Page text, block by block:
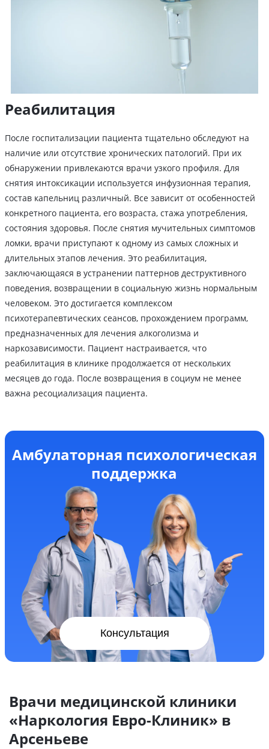
Реабилитация
После госпитализации пациента тщательно обследуют на
наличие или отсутствие хронических патологий. При их
обнаружении привлекаются врачи узкого профиля. Для
снятия интоксикации используется инфузионная терапия,
состав капельниц различный. Все зависит от особенностей
конкретного пациента, его возраста, стажа употребления,
состояния здоровья. После снятия мучительных симптомов
ломки, врачи приступают к одному из самых сложных и
длительных этапов лечения. Это реабилитация,
заключающаяся в устранении паттернов деструктивного
поведения, возвращении в социальную жизнь нормальным
человеком. Это достигается комплексом
психотерапевтических сеансов, прохождением программ,
предназначенных для лечения алкоголизма и
наркозависимости. Пациент настраивается, что
реабилитация в клинике продолжается от нескольких
месяцев до года. После возвращения в социум не менее
важна ресоциализация пациента.
Амбулаторная психологическая
поддержка
Консультация
Врачи медицинской клиники
«Наркология Евро-Клиник» в
Арсеньеве